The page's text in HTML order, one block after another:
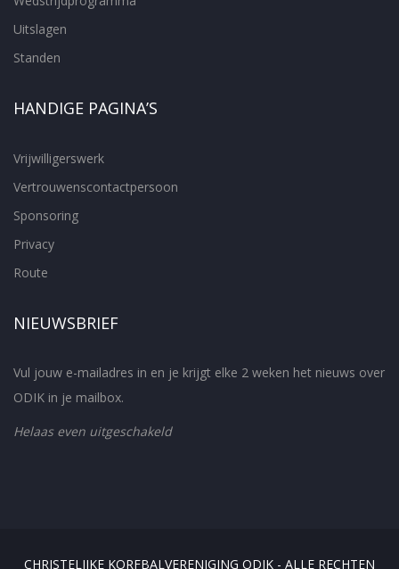
Uitslagen
Standen
HANDIGE PAGINA’S
Vrijwilligerswerk
Vertrouwenscontactpersoon
Sponsoring
Privacy
Route
NIEUWSBRIEF
Vul jouw e-mailadres in en je krijgt elke 2 weken het nieuws over
ODIK in je mailbox.
Helaas even uitgeschakeld
CHRISTELIJKE KORFBALVERENIGING ODIK - ALLE RECHTEN